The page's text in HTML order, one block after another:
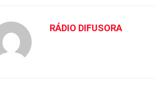
RÁDIO DIFUSORA